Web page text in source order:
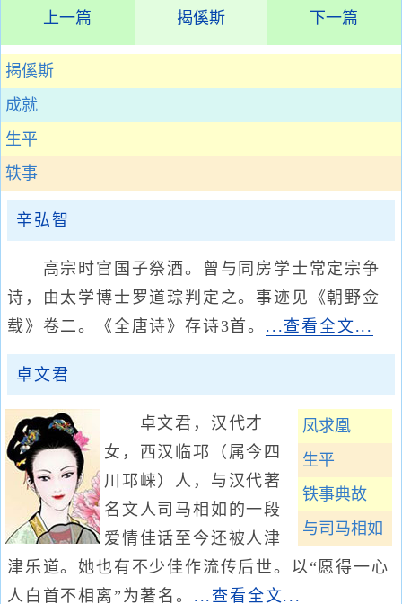
上一篇 揭傒斯 下一篇
揭傒斯
成就
生平
轶事
辛弘智
高宗时官国子祭酒。曾与同房学士常定宗争
诗，由太学博士罗道琮判定之。事迹见《朝野佥
载》卷二。《全唐诗》存诗3首。 ...查看全文...
卓文君
凤求凰
生平
铁事典故
与司马相如
卓文君，汉代才
女，西汉临邛（属今四
川邛崃）人，与汉代著
名文人司马相如的一段
爱情佳话至今还被人津
津乐道。她也有不少佳作流传后世。以“愿得一心
人白首不相离”为著名。 ...查看全文...